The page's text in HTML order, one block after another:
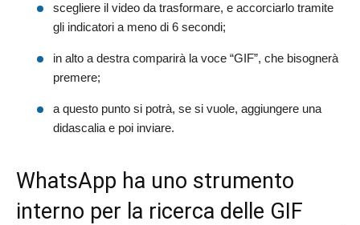
scegliere il video da trasformare, e accorciarlo tramite
gli indicatori a meno di 6 secondi;
in alto a destra comparirà la voce “GIF”, che bisognerà
premere;
a questo punto si potrà, se si vuole, aggiungere una
didascalia e poi inviare.
WhatsApp ha uno strumento
interno per la ricerca delle GIF